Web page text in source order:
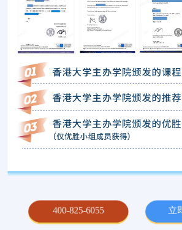
400-825-6055 立